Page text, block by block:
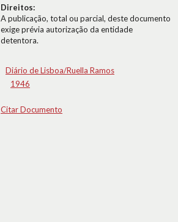
Direitos:
A publicação, total ou parcial, deste documento
exige prévia autorização da entidade
detentora.
Diário de Lisboa/Ruella Ramos
1946
Citar Documento